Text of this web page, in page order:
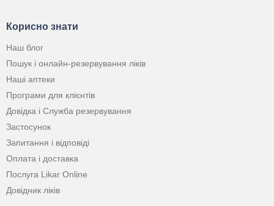
Корисно знати
Наш блог
Пошук і онлайн-резервування ліків
Наші аптеки
Програми для клієнтів
Довідка і Служба резервування
Застосунок
Запитання і відповіді
Оплата і доставка
Послуга Likar Online
Довідник ліків